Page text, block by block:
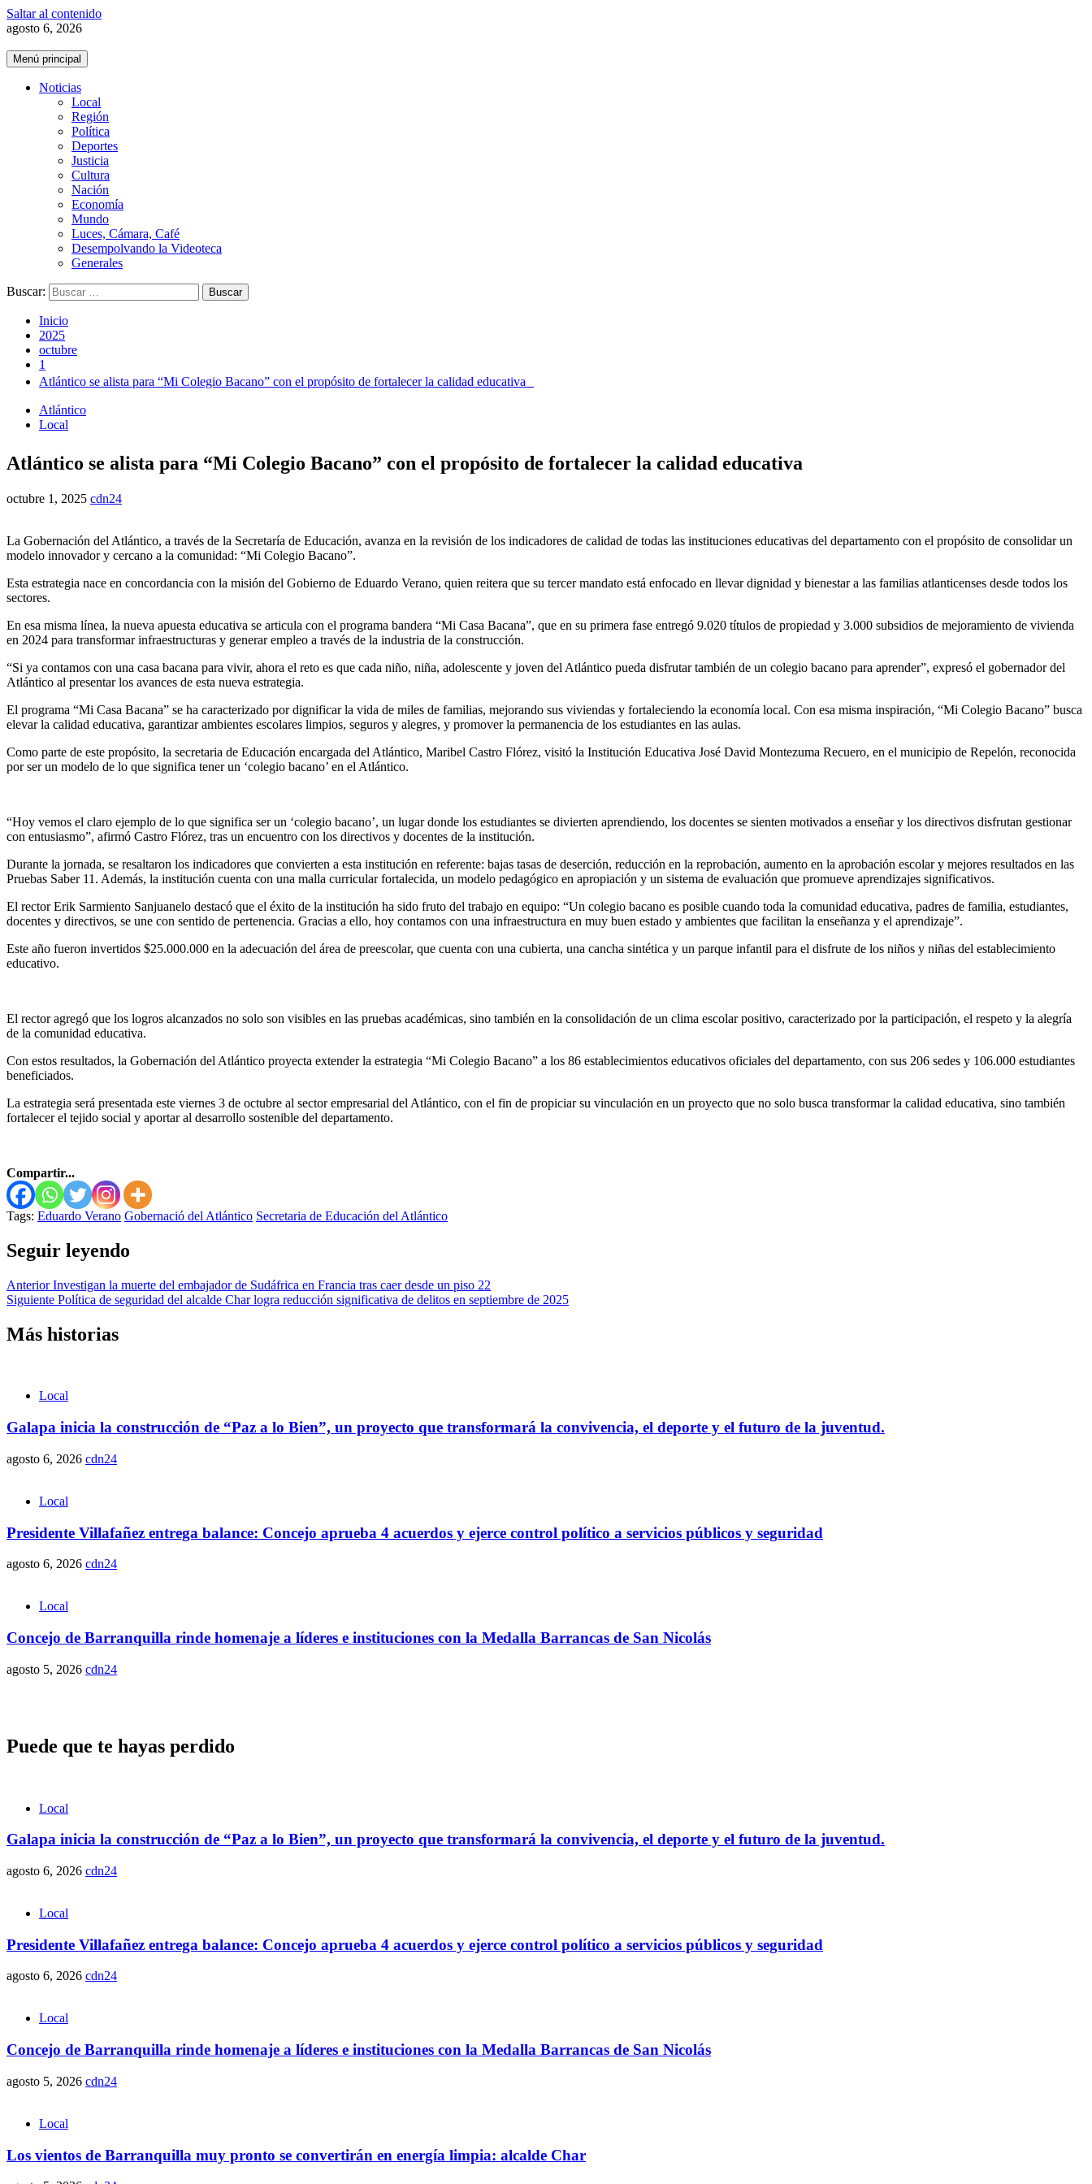
Saltar al contenido
agosto 6, 2026
Menú principal
Noticias
Local
Región
Política
Deportes
Justicia
Cultura
Nación
Economía
Mundo
Luces, Cámara, Café
Desempolvando la Videoteca
Generales
Buscar:
Inicio
2025
octubre
1
Atlántico se alista para “Mi Colegio Bacano” con el propósito de fortalecer la calidad educativa
Atlántico
Local
Atlántico se alista para “Mi Colegio Bacano” con el propósito de fortalecer la calidad educativa
octubre 1, 2025 cdn24
La Gobernación del Atlántico, a través de la Secretaría de Educación, avanza en la revisión de los indicadores de calidad de todas las instituciones educativas del departamento con el propósito de consolidar un
modelo innovador y cercano a la comunidad: “Mi Colegio Bacano”.
Esta estrategia nace en concordancia con la misión del Gobierno de Eduardo Verano, quien reitera que su tercer mandato está enfocado en llevar dignidad y bienestar a las familias atlanticenses desde todos los
sectores.
En esa misma línea, la nueva apuesta educativa se articula con el programa bandera “Mi Casa Bacana”, que en su primera fase entregó 9.020 títulos de propiedad y 3.000 subsidios de mejoramiento de vivienda
en 2024 para transformar infraestructuras y generar empleo a través de la industria de la construcción.
“Si ya contamos con una casa bacana para vivir, ahora el reto es que cada niño, niña, adolescente y joven del Atlántico pueda disfrutar también de un colegio bacano para aprender”, expresó el gobernador del
Atlántico al presentar los avances de esta nueva estrategia.
El programa “Mi Casa Bacana” se ha caracterizado por dignificar la vida de miles de familias, mejorando sus viviendas y fortaleciendo la economía local. Con esa misma inspiración, “Mi Colegio Bacano” busca
elevar la calidad educativa, garantizar ambientes escolares limpios, seguros y alegres, y promover la permanencia de los estudiantes en las aulas.
Como parte de este propósito, la secretaria de Educación encargada del Atlántico, Maribel Castro Flórez, visitó la Institución Educativa José David Montezuma Recuero, en el municipio de Repelón, reconocida
por ser un modelo de lo que significa tener un ‘colegio bacano’ en el Atlántico.
“Hoy vemos el claro ejemplo de lo que significa ser un ‘colegio bacano’, un lugar donde los estudiantes se divierten aprendiendo, los docentes se sienten motivados a enseñar y los directivos disfrutan gestionar
con entusiasmo”, afirmó Castro Flórez, tras un encuentro con los directivos y docentes de la institución.
Durante la jornada, se resaltaron los indicadores que convierten a esta institución en referente: bajas tasas de deserción, reducción en la reprobación, aumento en la aprobación escolar y mejores resultados en las
Pruebas Saber 11. Además, la institución cuenta con una malla curricular fortalecida, un modelo pedagógico en apropiación y un sistema de evaluación que promueve aprendizajes significativos.
El rector Erik Sarmiento Sanjuanelo destacó que el éxito de la institución ha sido fruto del trabajo en equipo: “Un colegio bacano es posible cuando toda la comunidad educativa, padres de familia, estudiantes,
docentes y directivos, se une con sentido de pertenencia. Gracias a ello, hoy contamos con una infraestructura en muy buen estado y ambientes que facilitan la enseñanza y el aprendizaje”.
Este año fueron invertidos $25.000.000 en la adecuación del área de preescolar, que cuenta con una cubierta, una cancha sintética y un parque infantil para el disfrute de los niños y niñas del establecimiento
educativo.
El rector agregó que los logros alcanzados no solo son visibles en las pruebas académicas, sino también en la consolidación de un clima escolar positivo, caracterizado por la participación, el respeto y la alegría
de la comunidad educativa.
Con estos resultados, la Gobernación del Atlántico proyecta extender la estrategia “Mi Colegio Bacano” a los 86 establecimientos educativos oficiales del departamento, con sus 206 sedes y 106.000 estudiantes
beneficiados.
La estrategia será presentada este viernes 3 de octubre al sector empresarial del Atlántico, con el fin de propiciar su vinculación en un proyecto que no solo busca transformar la calidad educativa, sino también
fortalecer el tejido social y aportar al desarrollo sostenible del departamento.
Compartir...
Tags: Eduardo Verano Gobernació del Atlántico Secretaria de Educación del Atlántico
Seguir leyendo
AnteriorInvestigan la muerte del embajador de Sudáfrica en Francia tras caer desde un piso 22
Siguiente Política de seguridad del alcalde Char logra reducción significativa de delitos en septiembre de 2025
Más historias
Local
Galapa inicia la construcción de “Paz a lo Bien”, un proyecto que transformará la convivencia, el deporte y el futuro de la juventud.
agosto 6, 2026 cdn24
Local
Presidente Villafañez entrega balance: Concejo aprueba 4 acuerdos y ejerce control político a servicios públicos y seguridad
agosto 6, 2026 cdn24
Local
Concejo de Barranquilla rinde homenaje a líderes e instituciones con la Medalla Barrancas de San Nicolás
agosto 5, 2026 cdn24
Puede que te hayas perdido
Local
Galapa inicia la construcción de “Paz a lo Bien”, un proyecto que transformará la convivencia, el deporte y el futuro de la juventud.
agosto 6, 2026 cdn24
Local
Presidente Villafañez entrega balance: Concejo aprueba 4 acuerdos y ejerce control político a servicios públicos y seguridad
agosto 6, 2026 cdn24
Local
Concejo de Barranquilla rinde homenaje a líderes e instituciones con la Medalla Barrancas de San Nicolás
agosto 5, 2026 cdn24
Local
Los vientos de Barranquilla muy pronto se convertirán en energía limpia: alcalde Char